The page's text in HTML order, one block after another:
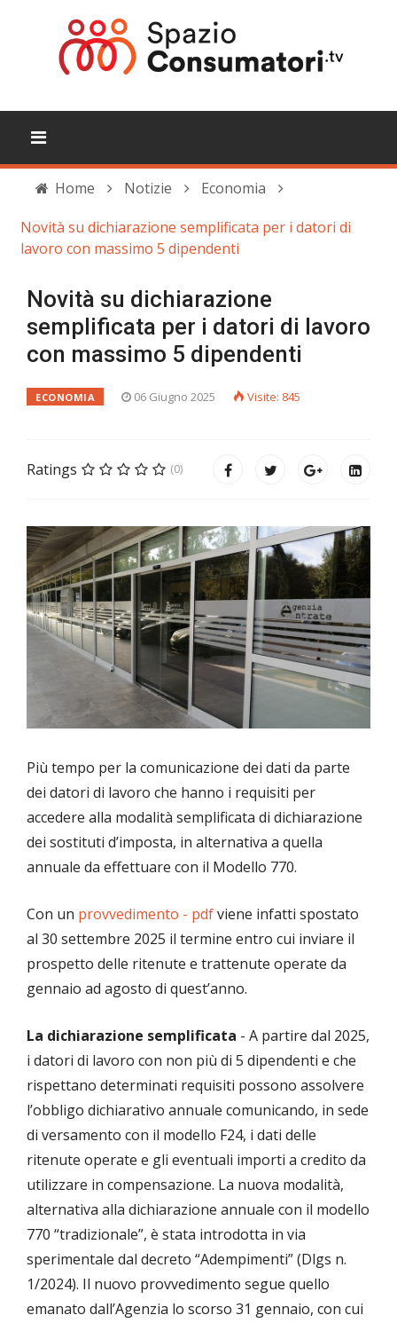
Home Notizie
Economia
Novità su dichiarazione semplificata per i datori di
lavoro con massimo 5 dipendenti
Novità su dichiarazione
semplificata per i datori di lavoro
con massimo 5 dipendenti
ECONOMIA 06 Giugno 2025 Visite: 845
Ratings (0)
Più tempo per la comunicazione dei dati da parte
dei datori di lavoro che hanno i requisiti per
accedere alla modalità semplificata di dichiarazione
dei sostituti d’imposta, in alternativa a quella
annuale da effettuare con il Modello 770.
Con un provvedimento - pdfviene infatti spostato
al 30 settembre 2025 il termine entro cui inviare il
prospetto delle ritenute e trattenute operate da
gennaio ad agosto di quest’anno.
La dichiarazione semplificata - A partire dal 2025,
i datori di lavoro con non più di 5 dipendenti e che
rispettano determinati requisiti possono assolvere
l’obbligo dichiarativo annuale comunicando, in sede
di versamento con il modello F24, i dati delle
ritenute operate e gli eventuali importi a credito da
utilizzare in compensazione. La nuova modalità,
alternativa alla dichiarazione annuale con il modello
770 “tradizionale”, è stata introdotta in via
sperimentale dal decreto “Adempimenti” (Dlgs n.
1/2024). Il nuovo provvedimento segue quello
emanato dall’Agenzia lo scorso 31 gennaio, con cui